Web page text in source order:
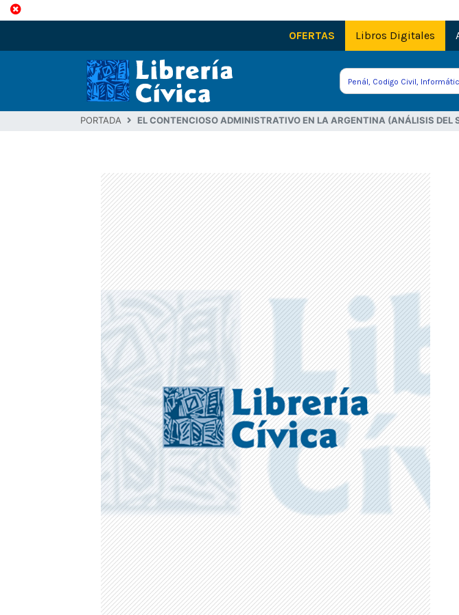
OFERTAS Libros Digitales
PORTADA EL CONTENCIOSO ADMINISTRATIVO EN LA ARGENTINA (ANÁLISIS